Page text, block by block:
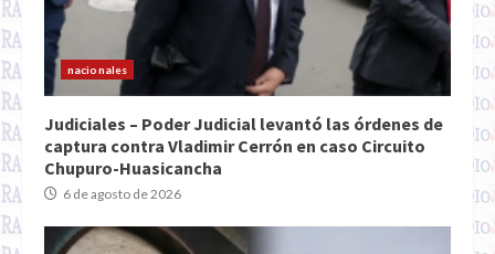
nacionales
Judiciales – Poder Judicial levantó las órdenes de
captura contra Vladimir Cerrón en caso Circuito
Chupuro-Huasicancha
6 de agosto de 2026